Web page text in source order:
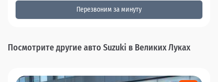
Перезвоним за минуту
Посмотрите другие авто Suzuki в Великих Луках